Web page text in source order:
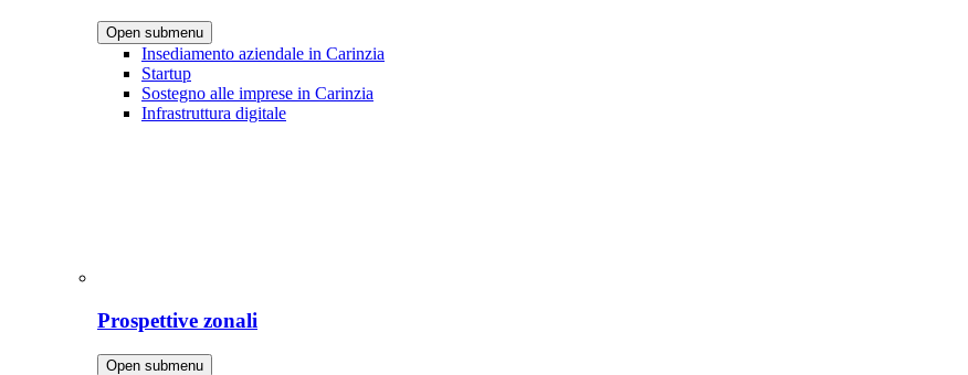
Open submenu
Insediamento aziendale in Carinzia
Startup
Sostegno alle imprese in Carinzia
Infrastruttura digitale
Prospettive zonali
Open submenu